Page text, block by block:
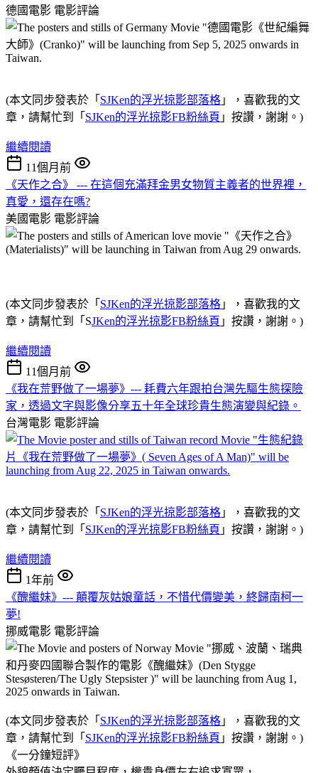
德國電影 電影評論
(本文同步發表於「 SJKen的浮光掠影部落格 」，喜歡我的文
章，請幫忙到「 SJKen的浮光掠影FB粉絲頁 」按讚，謝謝。)
繼續閱讀
11個月前
《天作之合》 --- 在這個充滿拜金男女物質主義者的世界裡，
真愛，還存在嗎?
美國電影 電影評論
(本文同步發表於「 SJKen的浮光掠影部落格 」，喜歡我的文
章，請幫忙到「SJKen的浮光掠影FB粉絲頁 」按讚，謝謝。)
繼續閱讀
11個月前
《我在荒野做了一場夢》--- 耗費六年跟拍台灣先驅生態探險
家，透過文字與影像分享五十年全球珍貴生態演變與紀錄。
台灣電影 電影評論
(本文同步發表於「 SJKen的浮光掠影部落格 」，喜歡我的文
章，請幫忙到「 SJKen的浮光掠影FB粉絲頁 」按讚，謝謝。)
繼續閱讀
1年前
《醜繼妹》--- 顛覆灰姑娘童話，不惜代價變美，終歸南柯一
夢!
挪威電影 電影評論
(本文同步發表於「 SJKen的浮光掠影部落格 」，喜歡我的文
章，請幫忙到「 SJKen的浮光掠影FB粉絲頁 」按讚，謝謝。)
《一分鐘短評》